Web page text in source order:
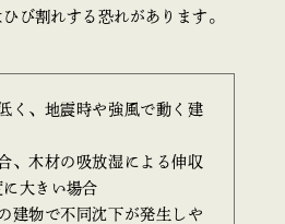
び割れする恐れがあります。
く、地震時や強風で動く建
、木材の吸放湿による伸収
大きい場合
建物で不同沈下が発生しや